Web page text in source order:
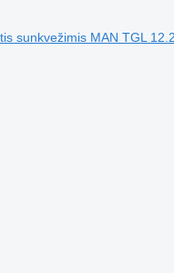
sunkvežimis MAN TGL